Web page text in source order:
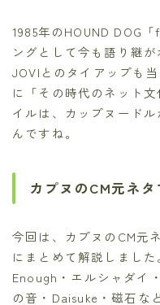
1985年のHOUND DOG
ングとして今も語り継
JOVIとのタイアップも
に「その時代のネット
イルは、カップヌード
んですね。
カプヌのCM元ネ
今回は、カプヌのCM元
にまとめて解説しまし
Enough・エルシャダイ
の音・Daisuke・磁石な